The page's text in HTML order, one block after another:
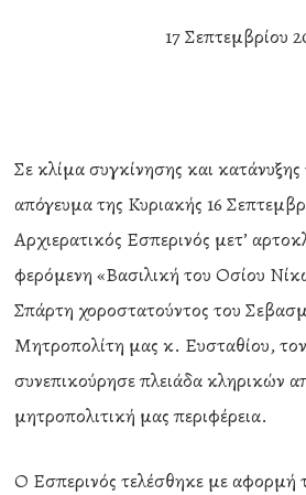
17 Σεπτεμβρίου
Σε κλίμα συγκίνησης και
απόγευμα της Κυριακής 16
Αρχιερατικός Εσπερινός μετ’
φερόμενη «Βασιλική του Οσίου
Σπάρτη χοροστατούντος του
Μητροπολίτη μας κ. Ευσταθίου,
συνεπικούρησε πλειάδα κληρικών
μητροπολιτική μας περιφέρεια.
Ο Εσπερινός τελέσθηκε με